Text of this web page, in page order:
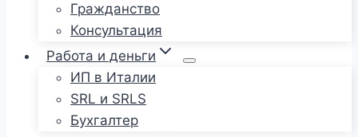
Гражданство
Консультация
Работа и деньги
ИП в Италии
SRL и SRLS
Бухгалтер